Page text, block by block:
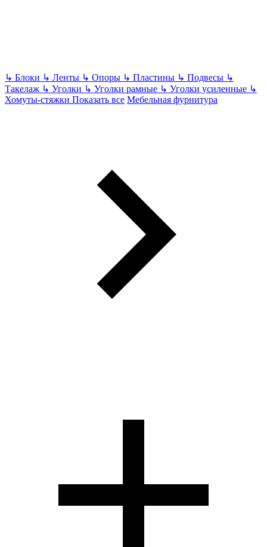
↳ Блоки ↳ Ленты ↳ Опоры ↳ Пластины ↳ Подвесы ↳
Такелаж ↳ Уголки ↳ Уголки рамные ↳ Уголки усиленные ↳
Хомуты-стяжки Показать все Мебельная фурнитура